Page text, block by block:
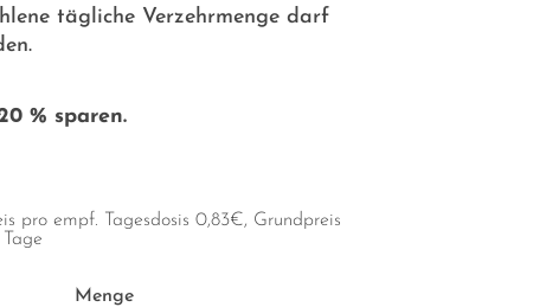
tägliche Verzehrmenge darf
% sparen.
pro empf. Tagesdosis 0,83€, Grundpreis
Menge